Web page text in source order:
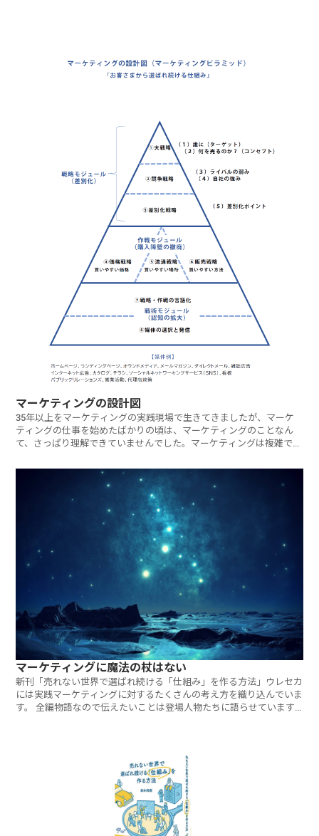
マーケティングの設計図
35年以上をマーケティングの実践現場で生きてきましたが、マーケ
ティングの仕事を始めたばかりの頃は、マーケティングのことなん
て、さっぱり理解できていませんでした。マーケティングは複雑で、
マーケティングに魔法の杖はない
新刊「売れない世界で選ばれ続ける「仕組み」を作る方法」ウレセカ
には実践マーケティングに対するたくさんの考え方を織り込んでいま
す。 全編物語なので伝えたいことは登場人物たちに語らせています